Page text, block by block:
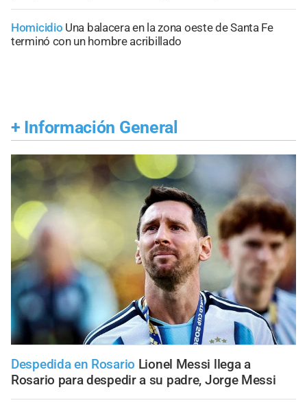
Homicidio Una balacera en la zona oeste de Santa Fe
terminó con un hombre acribillado
+ Información General
Despedida en Rosario Lionel Messi llega a
Rosario para despedir a su padre, Jorge Messi